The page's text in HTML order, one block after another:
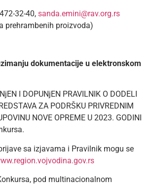
32-40, sanda.emini@rav.org.rs
prehrambenih proizvoda)
dokumentacije u elektronskom
I DOPUNjEN PRAVILNIK O DODELI
ZA PODRŠKU PRIVREDNIM
NOVE OPREME U 2023. GODINI
sa izjavama i Pravilnik mogu se
pod multinacionalnom